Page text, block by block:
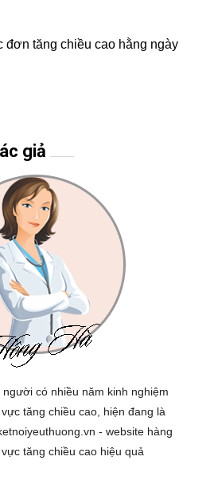
đơn tăng chiều cao hằng ngày
giả
có nhiều năm kinh nghiệm
tăng chiều cao, hiện đang là
- website hàng
tăng chiều cao hiệu quả